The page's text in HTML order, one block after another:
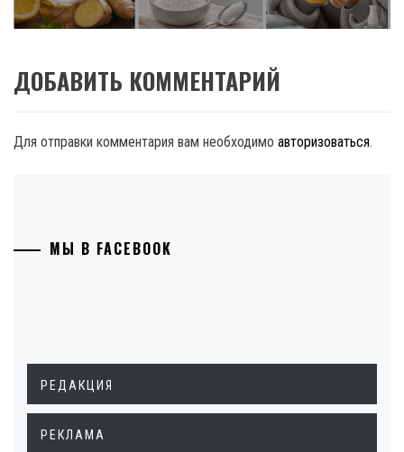
ДОБАВИТЬ КОММЕНТАРИЙ
Для отправки комментария вам необходимо авторизоваться.
МЫ В FACEBOOK
РЕДАКЦИЯ
РЕКЛАМА